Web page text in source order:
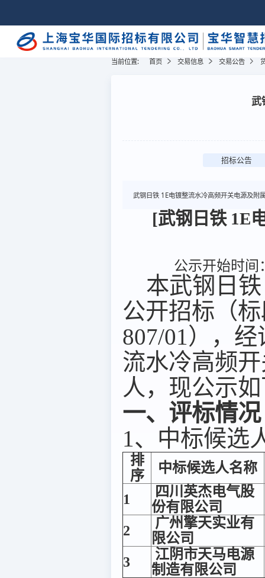
当前位置: 首页 交易信息 交易公告
武
招标公告
武钢日铁 1E电镀整流水冷高频开关电源及附
[武钢日铁 1E
公示开始时间
本武钢日铁
公开招标（
807/01），
流水冷高频
人，现公示
一、评标情况
1、中标候选
排
序
中标候选人名称
1
四川英杰电气股
份有限公司
2
广州擎天实业有
限公司
3
江阴市天马电源
制造有限公司